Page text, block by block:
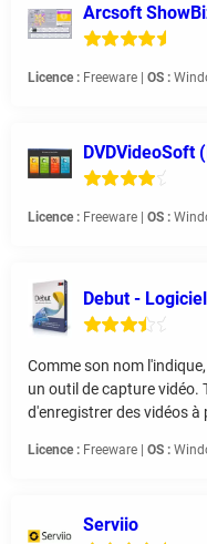
Arcsoft
Licence : Freeware | OS :
DVDVideoSoft
Licence : Freeware | OS :
Debut -
Comme son nom
un outil de capture vidéo.
d'enregistrer des vidéos
Licence : Freeware | OS :
Serviio